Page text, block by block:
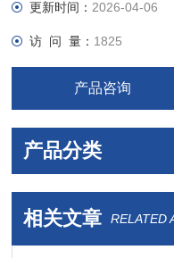
更新时间： 2026-04-06
访 问 量： 1825
产品咨询
产品分类
相关文章 RELATED